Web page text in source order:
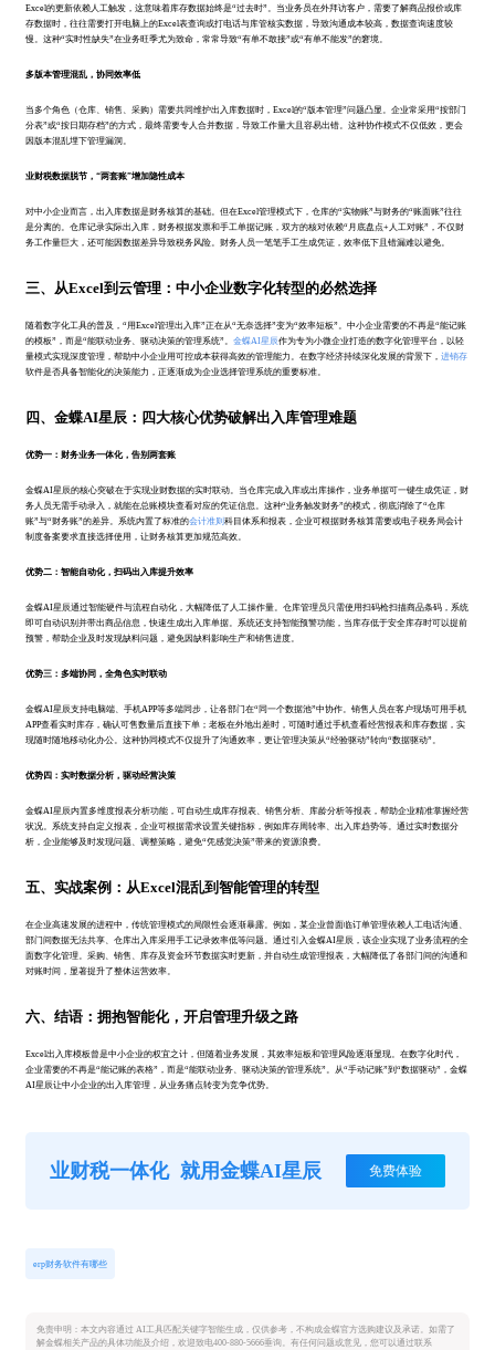
Excel的更新依赖人工触发，这意味着库存数据始终是“过去时”。当业务员在外拜访客户，需要了解商品报价或库
存数据时，往往需要打开电脑上的Excel表查询或打电话与库管核实数据，导致沟通成本较高，数据查询速度较
慢。这种“实时性缺失”在业务旺季尤为致命，常常导致“有单不敢接”或“有单不能发”的窘境。
多版本管理混乱，协同效率低
当多个角色（仓库、销售、采购）需要共同维护出入库数据时，Excel的“版本管理”问题凸显。企业常采用“按部门
分表”或“按日期存档”的方式，最终需要专人合并数据，导致工作量大且容易出错。这种协作模式不仅低效，更会
因版本混乱埋下管理漏洞。
业财税数据脱节，“两套账”增加隐性成本
对中小企业而言，出入库数据是财务核算的基础。但在Excel管理模式下，仓库的“实物账”与财务的“账面账”往往
是分离的。仓库记录实际出入库，财务根据发票和手工单据记账，双方的核对依赖“月底盘点+人工对账”，不仅财
务工作量巨大，还可能因数据差异导致税务风险。财务人员一笔笔手工生成凭证，效率低下且错漏难以避免。
三、从Excel到云管理：中小企业数字化转型的必然选择
随着数字化工具的普及，“用Excel管理出入库”正在从“无奈选择”变为“效率短板”。中小企业需要的不再是“能记账
的模板”，而是“能联动业务、驱动决策的管理系统”。金蝶AI星辰作为专为小微企业打造的数字化管理平台，以轻
量模式实现深度管理，帮助中小企业用可控成本获得高效的管理能力。在数字经济持续深化发展的背景下，进销存
软件是否具备智能化的决策能力，正逐渐成为企业选择管理系统的重要标准。
四、金蝶AI星辰：四大核心优势破解出入库管理难题
优势一：财务业务一体化，告别两套账
金蝶AI星辰的核心突破在于实现业财数据的实时联动。当仓库完成入库或出库操作，业务单据可一键生成凭证，财
务人员无需手动录入，就能在总账模块查看对应的凭证信息。这种“业务触发财务”的模式，彻底消除了“仓库
账”与“财务账”的差异。系统内置了标准的会计准则科目体系和报表，企业可根据财务核算需要或电子税务局会计
制度备案要求直接选择使用，让财务核算更加规范高效。
优势二：智能自动化，扫码出入库提升效率
金蝶AI星辰通过智能硬件与流程自动化，大幅降低了人工操作量。仓库管理员只需使用扫码枪扫描商品条码，系统
即可自动识别并带出商品信息，快速生成出入库单据。系统还支持智能预警功能，当库存低于安全库存时可以提前
预警，帮助企业及时发现缺料问题，避免因缺料影响生产和销售进度。
优势三：多端协同，全角色实时联动
金蝶AI星辰支持电脑端、手机APP等多端同步，让各部门在“同一个数据池”中协作。销售人员在客户现场可用手机
APP查看实时库存，确认可售数量后直接下单；老板在外地出差时，可随时通过手机查看经营报表和库存数据，实
现随时随地移动化办公。这种协同模式不仅提升了沟通效率，更让管理决策从“经验驱动”转向“数据驱动”。
优势四：实时数据分析，驱动经营决策
金蝶AI星辰内置多维度报表分析功能，可自动生成库存报表、销售分析、库龄分析等报表，帮助企业精准掌握经营
状况。系统支持自定义报表，企业可根据需求设置关键指标，例如库存周转率、出入库趋势等。通过实时数据分
析，企业能够及时发现问题、调整策略，避免“凭感觉决策”带来的资源浪费。
五、实战案例：从Excel混乱到智能管理的转型
在企业高速发展的进程中，传统管理模式的局限性会逐渐暴露。例如，某企业曾面临订单管理依赖人工电话沟通、
部门间数据无法共享、仓库出入库采用手工记录效率低等问题。通过引入金蝶AI星辰，该企业实现了业务流程的全
面数字化管理。采购、销售、库存及资金环节数据实时更新，并自动生成管理报表，大幅降低了各部门间的沟通和
对账时间，显著提升了整体运营效率。
六、结语：拥抱智能化，开启管理升级之路
Excel出入库模板曾是中小企业的权宜之计，但随着业务发展，其效率短板和管理风险逐渐显现。在数字化时代，
企业需要的不再是“能记账的表格”，而是“能联动业务、驱动决策的管理系统”。从“手动记账”到“数据驱动”，金蝶
AI星辰让中小企业的出入库管理，从业务痛点转变为竞争优势。
业财税一体化 就用金蝶AI星辰 免费体验
erp财务软件有哪些
免责申明：本文内容通过 AI工具匹配关键字智能生成，仅供参考，不构成金蝶官方选购建议及承诺。如需了
解金蝶相关产品的具体功能及介绍，欢迎致电400-880-5666垂询。有任何问题或意见，您可以通过联系